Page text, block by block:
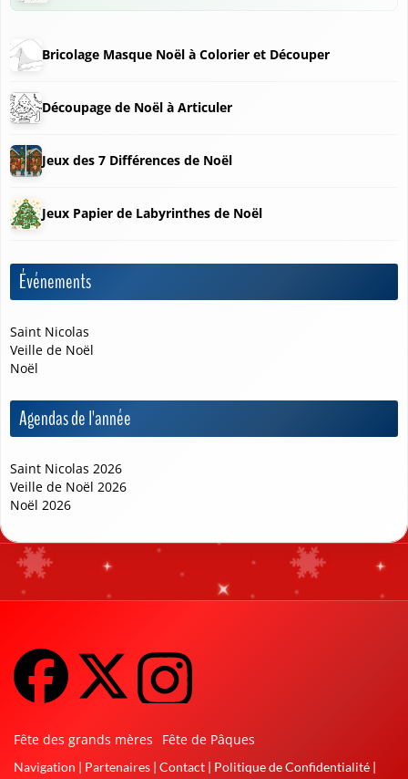
Bricolage Masque Noël à Colorier et Découper
Découpage de Noël à Articuler
Jeux des 7 Différences de Noël
Jeux Papier de Labyrinthes de Noël
Événements
Saint Nicolas
Veille de Noël
Noël
Agendas de l'année
Saint Nicolas 2026
Veille de Noël 2026
Noël 2026
Fête des grands mères Fête de Pâques
Navigation | Partenaires | Contact | Politique de Confidentialité |